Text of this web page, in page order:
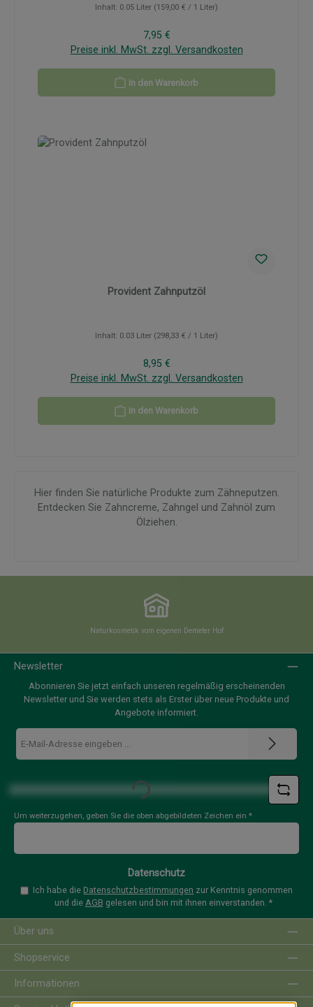
Inhalt: 0.05 Liter (159,00 € / 1 Liter)
Regulärer Preis:
7,95 €
Preise inkl. MwSt. zzgl. Versandkosten
In den Warenkorb
Provident Zahnputzöl
Inhalt: 0.03 Liter (298,33 € / 1 Liter)
Regulärer Preis:
8,95 €
Preise inkl. MwSt. zzgl. Versandkosten
In den Warenkorb
Hier finden Sie natürliche Produkte zum Zähneputzen.
Entdecken Sie Zahncreme, Zahngel und Zahnöl zum
Ölziehen.
Naturkosmetik vom eigenen Demeter Hof
Newsletter
Abonnieren Sie jetzt einfach unseren regelmäßig erscheinenden
Newsletter und Sie werden stets als Erster über neue Produkte und
Angebote informiert.
E-
Mail-
Adresse
Loading...
Um weiterzugehen, geben Sie die oben abgebildeten Zeichen ein *
Datenschutz
Ich habe die Datenschutzbestimmungen zur Kenntnis genommen
und die AGB gelesen und bin mit ihnen einverstanden. *
Über uns
Shopservice
Informationen